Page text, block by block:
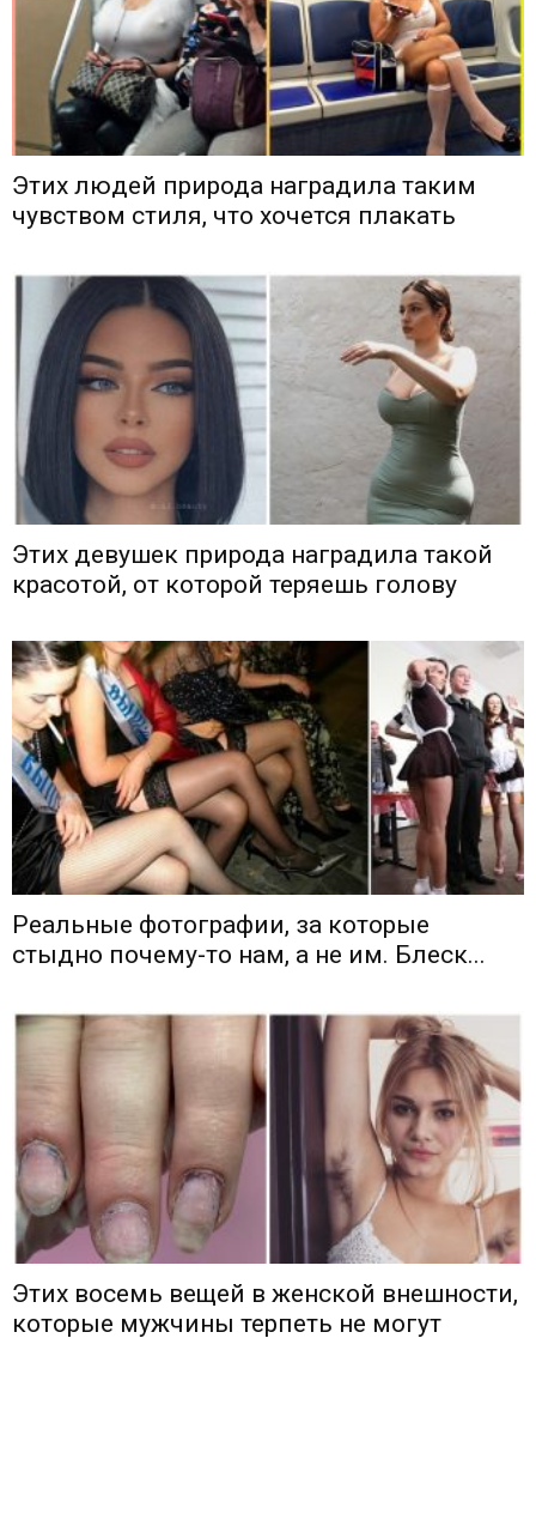
Этих людей природа наградила таким
чувством стиля, что хочется плакать
Этих девушек природа наградила такой
красотой, от которой теряешь голову
Реальные фотографии, за которые
стыдно почему-то нам, а не им. Блеск...
Этих восемь вещей в женской внешности,
которые мужчины терпеть не могут